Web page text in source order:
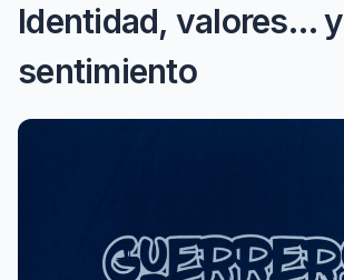
Identidad, valores… y
sentimiento